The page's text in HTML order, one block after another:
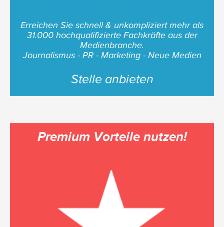
Erreichen Sie schnell & unkompliziert mehr als
31.000 hochqualifizierte Fachkräfte aus der
Medienbranche.
Journalismus - PR - Marketing - Neue Medien
Stelle anbieten
Premium Vorteile nutzen!